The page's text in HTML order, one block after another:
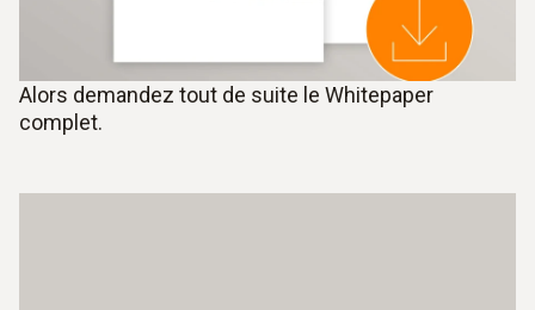
Alors demandez tout de suite le Whitepaper
complet.